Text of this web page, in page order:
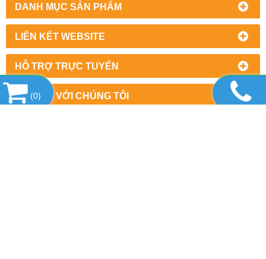
DANH MỤC SẢN PHẨM
LIÊN KẾT WEBSITE
HỖ TRỢ TRỰC TUYẾN
KẾT NỐI VỚI CHÚNG TÔI
(0)